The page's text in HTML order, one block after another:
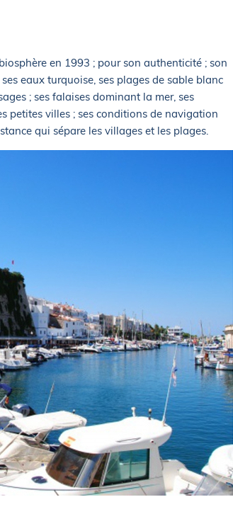
en 1993 ; pour son authenticité ; son
eaux turquoise, ses plages de sable blanc
; ses falaises dominant la mer, ses
petites villes ; ses conditions de navigation
qui sépare les villages et les plages.